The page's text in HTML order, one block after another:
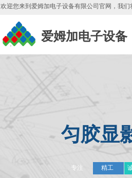
欢迎您来到爱姆加电子设备有限公司官网，我们
爱姆加电子设备
匀胶显
精工
专注